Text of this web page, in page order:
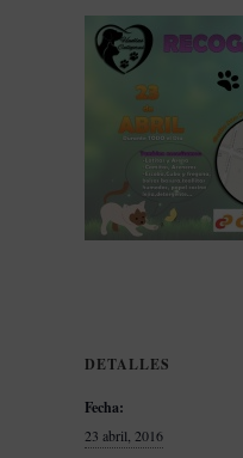
DETALLES
Fecha:
23 abril, 2016